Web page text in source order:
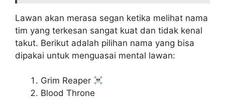
Lawan akan merasa segan ketika melihat nama
tim yang terkesan sangat kuat dan tidak kenal
takut. Berikut adalah pilihan nama yang bisa
dipakai untuk menguasai mental lawan:
Grim Reaper
Blood Throne